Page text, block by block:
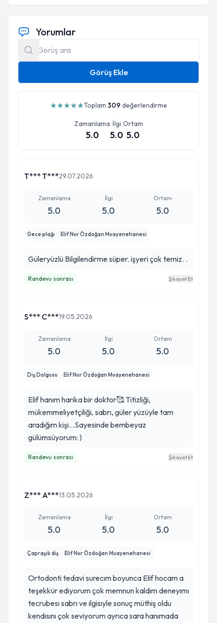
Yorumlar
Görüş Ekle
★★★★★Toplam 309 değerlendirme
Zamanlama
5.0
İlgi
5.0
Ortam
5.0
T*** T***29.07.2026
Zamanlama
5.0
İlgi
5.0
Ortam
5.0
Gece plağı Elif Nur Özdoğan Muayenehanesi
Güleryüzlü Bilgilendirme süper. işyeri çok temiz. .
Randevu sonrası Şikayet Et
S*** C***19.05.2026
Zamanlama
5.0
İlgi
5.0
Ortam
5.0
Diş Dolgusu Elif Nur Özdoğan Muayenehanesi
Elif hanım harika bir doktor🥰 Titizliği,
mükemmeliyetçiliği, sabrı, güler yüzüyle tam
aradığım kişi…Sayesinde bembeyaz
gülümsüyorum: )
Randevu sonrası Şikayet Et
Z*** A***13.05.2026
Zamanlama
5.0
İlgi
5.0
Ortam
5.0
Çapraşık diş Elif Nur Özdoğan Muayenehanesi
Ortodonti tedavi surecım boyunca Elif hocam a
teşekkür edıyorum çok memnun kaldım deneyımı
tecrubesı sabrı ve ilgisıyle sonuç müthiş oldu
kendısını çok seviyorum ayrıca sara hanımada